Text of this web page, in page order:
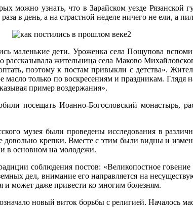
можно узнать, что в Зарайском уезде
в день, а на страстной неделе ничего не ели, а
маленькие дети. Уроженка села Пощупова
рассказывала жительница села Маково
поэтому к постам привыкли с детства».
только по воскресениям и праздникам. Глядя
пример воздержания».
посещать Иоанно-Богословский монастырь,
музея были проведены исследования в
крепки. Вместе с этим были видны и
и в основном на молодежи.
соблюдения постов: «Великопостное
дел, внимание его направляется на
и может даже привести ко многим болезням.
новый виток борьбы с религией. Началось